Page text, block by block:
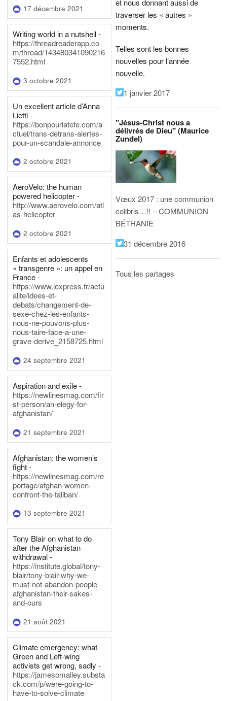
17 décembre 2021
Writing world in a nutshell -
https://threadreaderapp.co
m/thread/143480341090216
7552.html
3 octobre 2021
Un excellent article d’Anna
Lietti -
https://bonpourlatete.com/a
ctuel/trans-detrans-alertes-
pour-un-scandale-annonce
2 octobre 2021
AeroVelo: the human
powered helicopter -
http://www.aerovelo.com/atl
as-helicopter
2 octobre 2021
Enfants et adolescents
« transgenre »: un appel en
France -
https://www.lexpress.fr/actu
alite/idees-et-
debats/changement-de-
sexe-chez-les-enfants-
nous-ne-pouvons-plus-
nous-taire-face-a-une-
grave-derive_2158725.html
24 septembre 2021
Aspiration and exile -
https://newlinesmag.com/fir
st-person/an-elegy-for-
afghanistan/
21 septembre 2021
Afghanistan: the women’s
fight -
https://newlinesmag.com/re
portage/afghan-women-
confront-the-taliban/
13 septembre 2021
Tony Blair on what to do
after the Afghanistan
withdrawal -
https://institute.global/tony-
blair/tony-blair-why-we-
must-not-abandon-people-
afghanistan-their-sakes-
and-ours
21 août 2021
Climate emergency: what
Green and Left-wing
activists get wrong, sadly -
https://jamesomalley.substa
ck.com/p/were-going-to-
have-to-solve-climate
et nous donnant aussi de
traverser les « autres »
moments.
Telles sont les bonnes
nouvelles pour l’année
nouvelle.
1 janvier 2017
"Jésus-Christ nous a
délivrés de Dieu" (Maurice
Zundel)
Vœux 2017 : une communion
colibris…!! – COMMUNION
BÉTHANIE
31 décembre 2016
Tous les partages